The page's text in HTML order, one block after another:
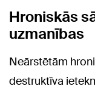
Hroniskās
uzmanības
Neārstētām
destruktīva